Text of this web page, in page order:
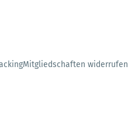
Mitgliedschaften widerrufen